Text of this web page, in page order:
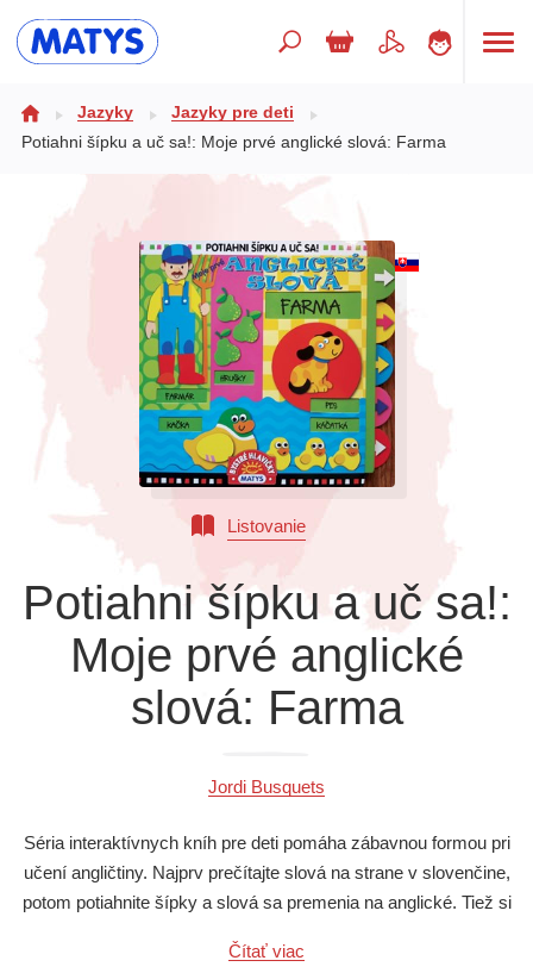
Doplnkový sortiment
Populárno - náučné pre deti
Predškoláci
Výchova a pedagogika
Jazyky
Jazyky pre deti
Potiahni šípku a uč sa!: Moje prvé anglické slová: Farma
Listovanie
Potiahni šípku a uč sa!:
Moje prvé anglické
slová: Farma
Jordi Busquets
Séria interaktívnych kníh pre deti pomáha zábavnou formou pri
učení angličtiny. Najprv prečítajte slová na strane v slovenčine,
potom potiahnite šípky a slová sa premenia na anglické. Tiež si
potiahnutí šípky.
Čítať viac